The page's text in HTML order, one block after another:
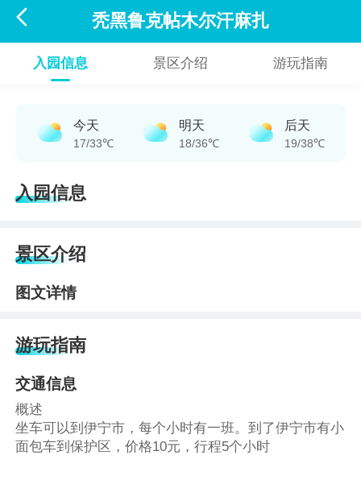
 秃黑鲁克帖木尔汗麻扎
入园信息 景区介绍 游玩指南
今天
17/33℃
明天
18/36℃
后天
19/38℃
入园信息
景区介绍
图文详情
游玩指南
交通信息
概述
坐车可以到伊宁市，每个小时有一班。到了伊宁市有小
面包车到保护区，价格10元，行程5个小时